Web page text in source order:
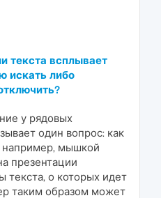
текста всплывает
искать либо
у рядовых
один вопрос: как
например, мышкой
презентации
текста, о которых идет
таким образом может